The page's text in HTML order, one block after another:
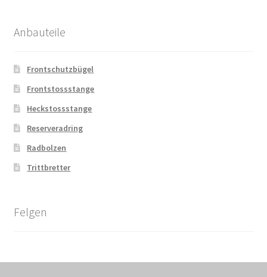
Anbauteile
Frontschutzbügel
Frontstossstange
Heckstossstange
Reserveradring
Radbolzen
Trittbretter
Felgen